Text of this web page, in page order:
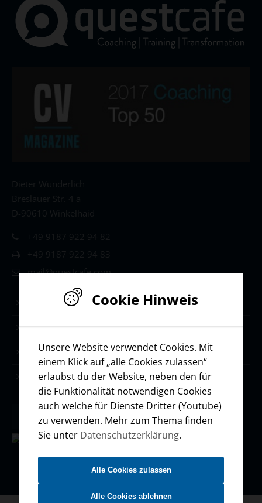
mail@questcafe.com
Life & Leadership Coaching
Stärken-Coaching
Selbstmanagement
Ressourcen / Downloads
Cookie Hinweis
Unsere Website verwendet Cookies. Mit
einem Klick auf „alle Cookies zulassen“
erlaubst du der Website, neben den für
die Funktionalität notwendigen Cookies
auch welche für Dienste Dritter (Youtube)
zu verwenden. Mehr zum Thema finden
Sie unter Datenschutzerklärung.
Alle Cookies zulassen
Alle Cookies ablehnen